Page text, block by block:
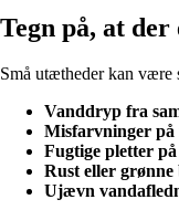
Tegn på, at
Små utætheder kan være
Vanddryp fra
Misfarvninger på
Fugtige pletter
Rust eller
Ujævn